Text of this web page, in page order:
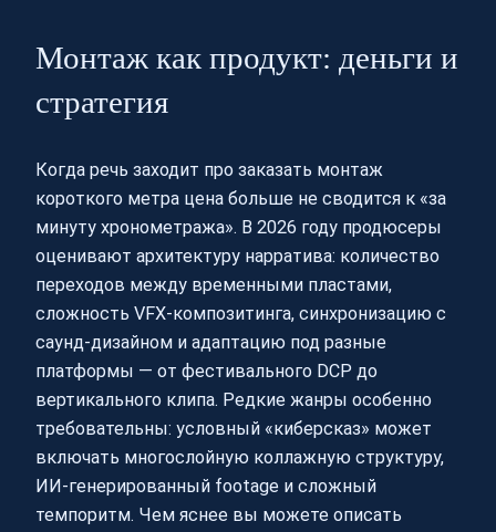
Монтаж как продукт: деньги и
стратегия
Когда речь заходит про заказать монтаж
короткого метра цена больше не сводится к «за
минуту хронометража». В 2026 году продюсеры
оценивают архитектуру нарратива: количество
переходов между временными пластами,
сложность VFX‑композитинга, синхронизацию с
саунд‑дизайном и адаптацию под разные
платформы — от фестивального DCP до
вертикального клипа. Редкие жанры особенно
требовательны: условный «киберсказ» может
включать многослойную коллажную структуру,
ИИ‑генерированный footage и сложный
темпоритм. Чем яснее вы можете описать